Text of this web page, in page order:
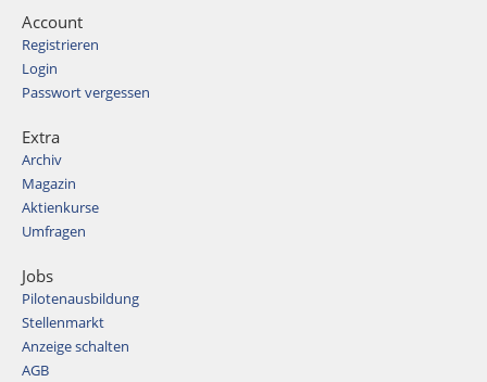
Account
Registrieren
Login
Passwort vergessen
Extra
Archiv
Magazin
Aktienkurse
Umfragen
Jobs
Pilotenausbildung
Stellenmarkt
Anzeige schalten
AGB